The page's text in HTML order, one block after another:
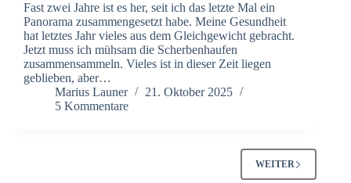
Fast zwei Jahre ist es her, seit ich das letzte Mal ein
Panorama zusammengesetzt habe. Meine Gesundheit
hat letztes Jahr vieles aus dem Gleichgewicht gebracht.
Jetzt muss ich mühsam die Scherbenhaufen
zusammensammeln. Vieles ist in dieser Zeit liegen
geblieben, aber…
Marius Launer
21. Oktober 2025
5 Kommentare
WEITER